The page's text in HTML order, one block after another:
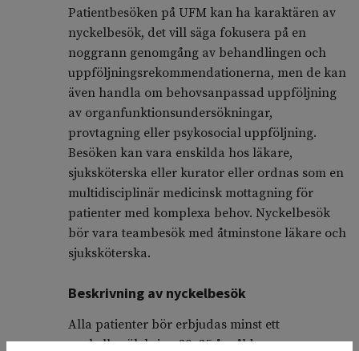
Patientbesöken på UFM kan ha karaktären av
nyckelbesök, det vill säga fokusera på en
noggrann genomgång av behandlingen och
uppföljningsrekommendationerna, men de kan
även handla om behovsanpassad uppföljning
av organfunktionsundersökningar,
provtagning eller psykosocial uppföljning.
Besöken kan vara enskilda hos läkare,
sjuksköterska eller kurator eller ordnas som en
multidisciplinär medicinsk mottagning för
patienter med komplexa behov. Nyckelbesök
bör vara teambesök med åtminstone läkare och
sjuksköterska.
Beskrivning av nyckelbesök
Alla patienter bör erbjudas minst ett
nyckelbesök kring 23–25 års ålder som en